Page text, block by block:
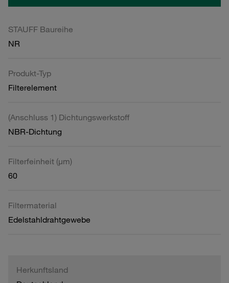
STAUFF Baureihe
NR
Produkt-Typ
Filterelement
(Anschluss 1) Dichtungswerkstoff
NBR-Dichtung
Filterfeinheit (µm)
60
Filtermaterial
Edelstahldrahtgewebe
Herkunftsland